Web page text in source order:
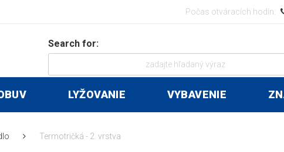
Počas otváracích hodín:
Search for:
LYŽOVANIE VYBAVENIE
Termotričká - 2. vrstva